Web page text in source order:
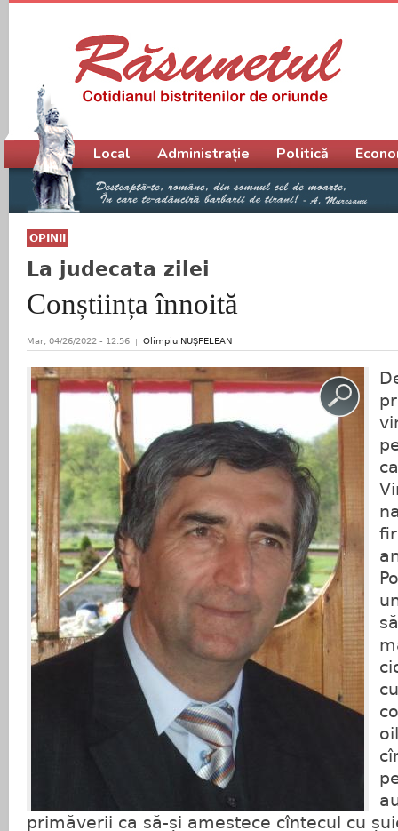
OPINII
La judecata zilei
Conștiința înnoită
Mar, 04/26/2022 - 12:56 Olimpiu NUŞFELEAN
primăverii ca să-și amestece cîntecul cu
Meniu principal
Local Administrație Politică